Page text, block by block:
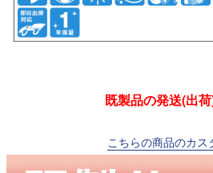
既製品の発送(出
こちらの商品のカ